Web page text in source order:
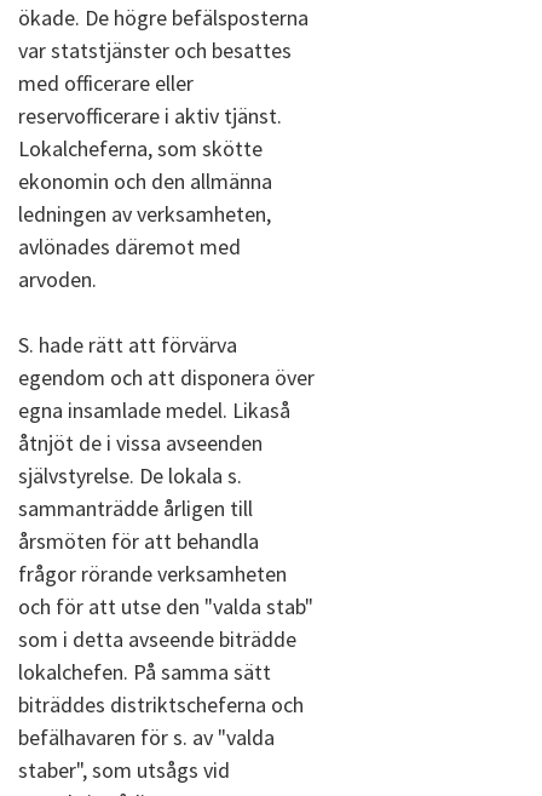
ökade. De högre befälsposterna
var statstjänster och besattes
med officerare eller
reservofficerare i aktiv tjänst.
Lokalcheferna, som skötte
ekonomin och den allmänna
ledningen av verksamheten,
avlönades däremot med
arvoden.
S. hade rätt att förvärva
egendom och att disponera över
egna insamlade medel. Likaså
åtnjöt de i vissa avseenden
självstyrelse. De lokala s.
sammanträdde årligen till
årsmöten för att behandla
frågor rörande verksamheten
och för att utse den "valda stab"
som i detta avseende biträdde
lokalchefen. På samma sätt
biträddes distriktscheferna och
befälhavaren för s. av "valda
staber", som utsågs vid